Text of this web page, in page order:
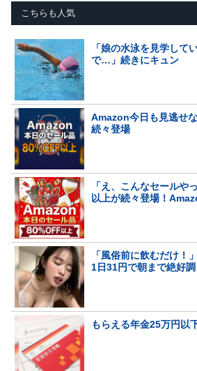
こちらも人気
「娘の水泳を見学して
で…」続きにキュン
Amazon今日も見逃せ
続々登場
「え、こんなセールや
以上が続々登場！
「風俗前に飲むだけ！
1日31円で朝まで絶好調
もらえる年金25万円以